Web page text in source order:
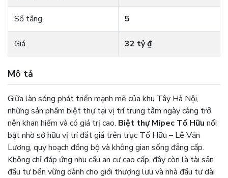
Số tầng 5
Giá 32 tỷ ₫
Mô tả
Giữa làn sóng phát triển mạnh mẽ của khu Tây Hà Nội,
những sản phẩm biệt thự tại vị trí trung tâm ngày càng trở
nên khan hiếm và có giá trị cao. Biệt thự Mipec Tố Hữu nổi
bật nhờ sở hữu vị trí đắt giá trên trục Tố Hữu – Lê Văn
Lương, quy hoạch đồng bộ và không gian sống đẳng cấp.
Không chỉ đáp ứng nhu cầu an cư cao cấp, đây còn là tài sản
đầu tư bền vững dành cho giới thượng lưu và nhà đầu tư dài